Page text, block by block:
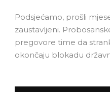
Podsjećamo, prošli
zaustavljeni.
pregovore time da
okončaju blokadu